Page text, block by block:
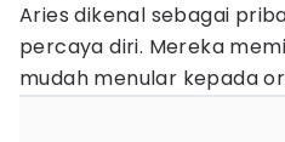
Aries dikenal sebagai
percaya diri. Mereka
mudah menular kepada